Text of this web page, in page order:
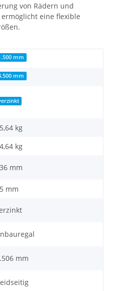
von Rädern und
ermöglicht eine flexible
mm
mm
kg
kg
mm
mm
mm